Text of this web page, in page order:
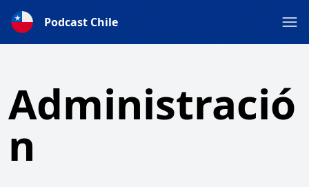
Podcast Chile
Administració
n